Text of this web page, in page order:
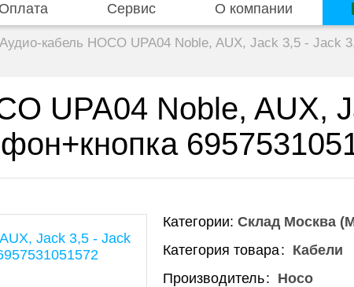
Оплата Сервис О компании
Аудио-кабель HOCO UPA04 Noble, AUX, Jack 3,5 - Jack
UPA04 Noble, AUX,
Категории: Склад Москва
Категория товара
Кабели
Производитель
Hoco